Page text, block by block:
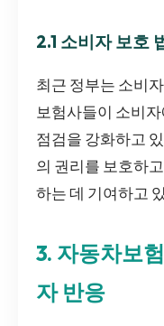
2.1 소비자 보호
최근 정부는 소비
보험사들이 소비
점검을 강화하고
의 권리를 보호하
하는 데 기여하고
3. 자동차보
자 반응